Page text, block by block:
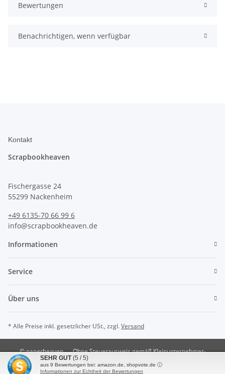
Bewertungen
Benachrichtigen, wenn verfügbar
Kontakt
Scrapbookheaven
Fischergasse 24
55299 Nackenheim
+49 6135-70 66 99 6
info@scrapbookheaven.de
Informationen
Service
Über uns
* Alle Preise inkl. gesetzlicher USt., zzgl.Versand
© paperheaven
Ohne Steuerausweis gemäß Kleinunternehmer-
Regelung §19 UstG.
Powered byJTL-Shop
SEHR GUT (5 / 5)
aus 9 Bewertungen bei: amazon.de, shopvote.de ⓘ
Informationen zur Echtheit der Bewertungen